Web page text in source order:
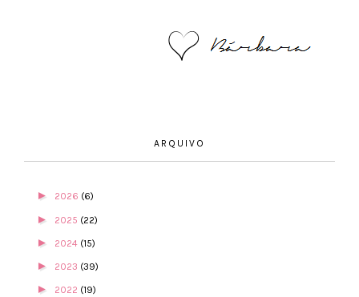
ARQUIVO
► 2026 (6)
► 2025 (22)
► 2024 (15)
► 2023 (39)
► 2022 (19)